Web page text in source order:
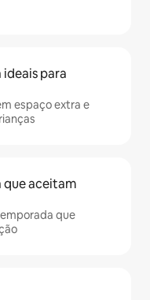
para
espaço extra e
que aceitam
que